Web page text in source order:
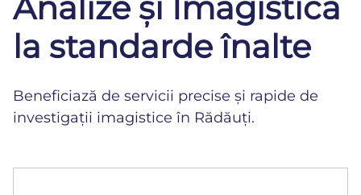
la standarde înalte
Beneficiază de servicii precise și rapide de
investigații imagistice în Rădăuți.